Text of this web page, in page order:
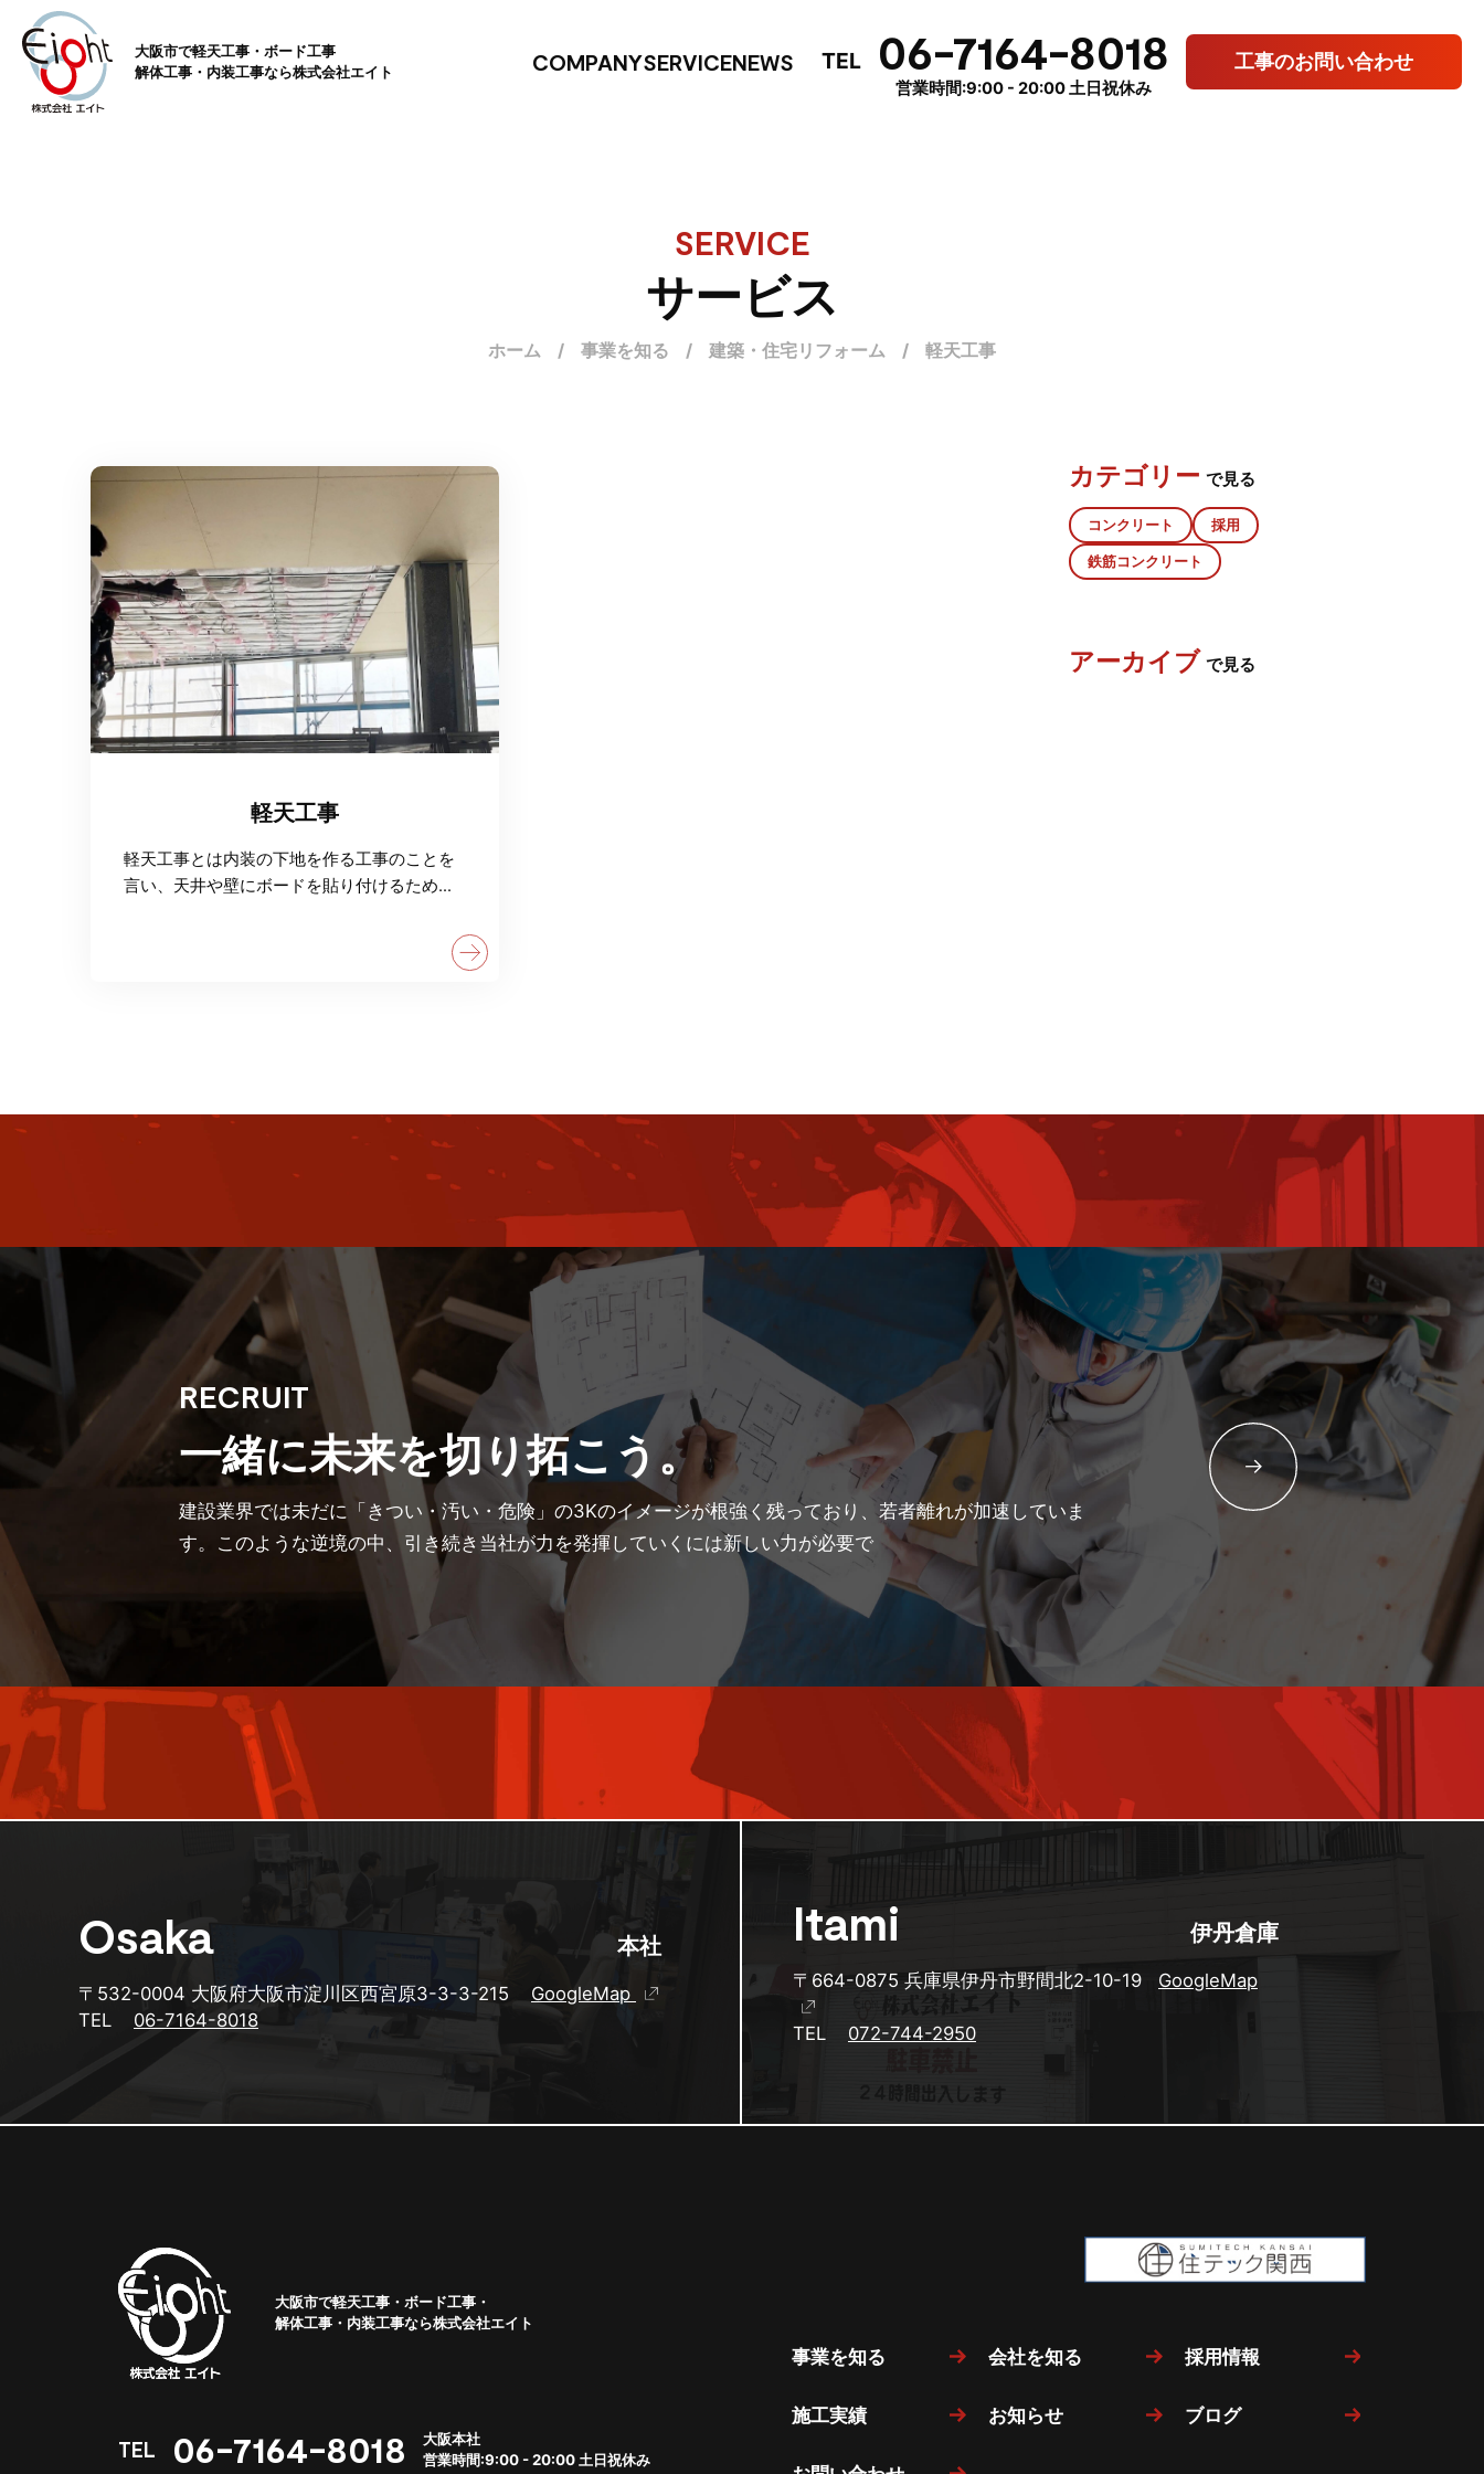
大阪市で軽天工事・ボード工事
解体工事・内装工事なら株式会社エイト
COMPANYSERVICENEWS TEL 06-7164-8018
営業時間:9:00 - 20:00 土日祝休み
工事のお問い合わせ
SERVICE
サービス
ホーム / 事業を知る / 建築・住宅リフォーム / 軽天工事
軽天工事
軽天工事とは内装の下地を作る工事のことを
言い、天井や壁にボードを貼り付けるため
天工事には、基礎を作る役割以外にも、スペ
カテゴリーで見る
コンクリート 採用
鉄筋コンクリート
アーカイブで見る
RECRUIT
一緒に未来を切り拓こう。
建設業界では未だに「きつい・汚い・危険」の3Kのイメージが根強く残っており、若者離れが加速していま
す。このような逆境の中、引き続き当社が力を発揮していくには新しい力が必要で
Osaka 本社
〒532-0004 大阪府大阪市淀川区西宮原3-3-3-215
GoogleMap
TEL
06-7164-8018
Itami 伊丹倉庫
〒664-0875 兵庫県伊丹市野間北2-10-19 GoogleMap
TEL 072-744-2950
大阪市で軽天工事・ボード工事・
解体工事・内装工事なら株式会社エイト
TEL 06-7164-8018
大阪本社
営業時間:9:00 - 20:00 土日祝休み
事業を知る 会社を知る 採用情報
施工実績 お知らせ ブログ